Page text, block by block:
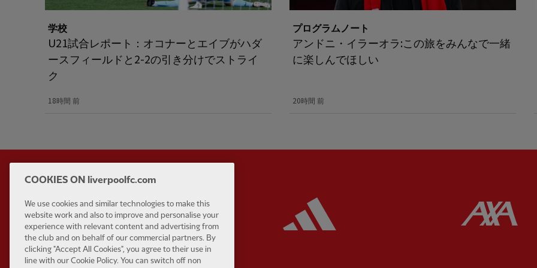
学校
U21試合レポート：オコナーとエイブがハダ
ースフィールドと2-2の引き分けでストライ
ク
18時間 前
プログラムノート
アンドニ・イラーオラ:この旅をみんなで一緒
に楽しんでほしい
20時間 前
Partner:Standard Chartered
COOKIES ON liverpoolfc.com
We use cookies and similar technologies to make this
website work and also to improve and personalise your
experience with relevant content and advertising from
the club and on behalf of our commercial partners. By
clicking "Accept All Cookies", you agree to their use in
line with our Cookie Policy. You can switch off non